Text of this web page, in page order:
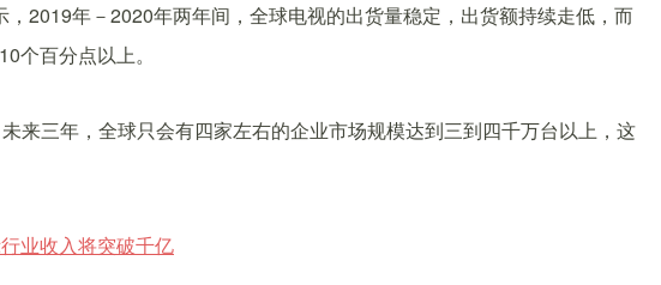
2019年－2020年两年间，全球电视的出货量稳定，出货额持续走低，而
个百分点以上。
来三年，全球只会有四家左右的企业市场规模达到三到四千万台以上，这